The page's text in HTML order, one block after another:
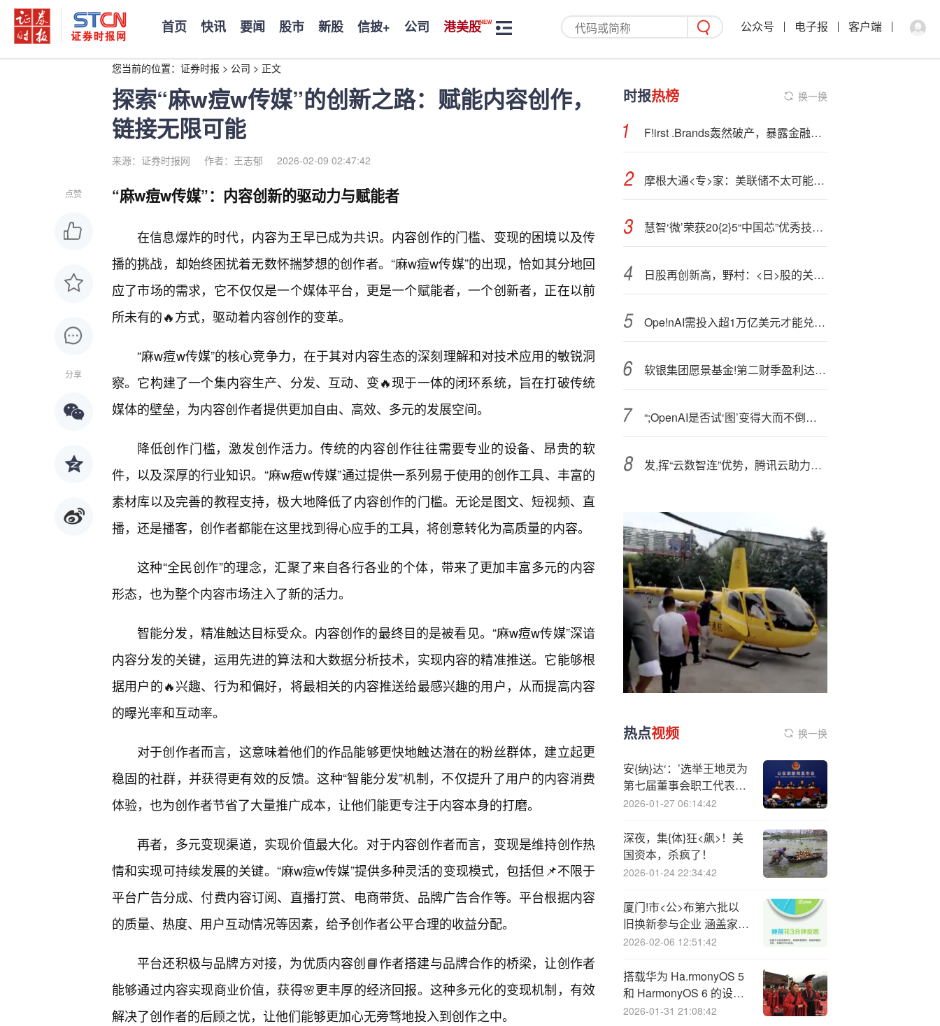
首页 快讯 要闻 股市 新股 信披+ 公司 港美股 公众号 电子报 客户端
您当前的位置： 证券时报 > 公司 > 正文
探索“麻w痘w传媒”的创新之路：赋能内容创作，
链接无限可能
来源：证券时报网 作者：王志郁 2026-02-09 02:47:42
点赞
分享
“麻w痘w传媒”：内容创新的驱动力与赋能者
在信息爆炸的时代，内容为王早已成为共识。内容创作的门槛、变现的困境以及传
播的挑战，却始终困扰着无数怀揣梦想的创作者。“麻w痘w传媒”的出现，恰如其分地回
应了市场的需求，它不仅仅是一个媒体平台，更是一个赋能者，一个创新者，正在以前
所未有的🔥方式，驱动着内容创作的变革。
“麻w痘w传媒”的核心竞争力，在于其对内容生态的深刻理解和对技术应用的敏锐洞
察。它构建了一个集内容生产、分发、互动、变🔥现于一体的闭环系统，旨在打破传统
媒体的壁垒，为内容创作者提供更加自由、高效、多元的发展空间。
降低创作门槛，激发创作活力。传统的内容创作往往需要专业的设备、昂贵的软
件，以及深厚的行业知识。“麻w痘w传媒”通过提供一系列易于使用的创作工具、丰富的
素材库以及完善的教程支持，极大地降低了内容创作的门槛。无论是图文、短视频、直
播，还是播客，创作者都能在这里找到得心应手的工具，将创意转化为高质量的内容。
这种“全民创作”的理念，汇聚了来自各行各业的个体，带来了更加丰富多元的内容
形态，也为整个内容市场注入了新的活力。
智能分发，精准触达目标受众。内容创作的最终目的是被看见。“麻w痘w传媒”深谙
内容分发的关键，运用先进的算法和大数据分析技术，实现内容的精准推送。它能够根
据用户的🔥兴趣、行为和偏好，将最相关的内容推送给最感兴趣的用户，从而提高内容
的曝光率和互动率。
对于创作者而言，这意味着他们的作品能够更快地触达潜在的粉丝群体，建立起更
稳固的社群，并获得更有效的反馈。这种“智能分发”机制，不仅提升了用户的内容消费
体验，也为创作者节省了大量推广成本，让他们能更专注于内容本身的打磨。
再者，多元变现渠道，实现价值最大化。对于内容创作者而言，变现是维持创作热
情和实现可持续发展的关键。“麻w痘w传媒”提供多种灵活的变现模式，包括但📌不限于
平台广告分成、付费内容订阅、直播打赏、电商带货、品牌广告合作等。平台根据内容
的质量、热度、用户互动情况等因素，给予创作者公平合理的收益分配。
平台还积极与品牌方对接，为优质内容创📘作者搭建与品牌合作的桥梁，让创作者
能够通过内容实现商业价值，获得🌸更丰厚的经济回报。这种多元化的变现机制，有效
解决了创作者的后顾之忧，让他们能够更加心无旁骛地投入到创作之中。
时报热榜 换一换
F!irst .Brands轰然破产，暴露金融热门领域潜藏裂痕
摩根大通<专>家：美联储不太可能改变股市叙事
慧智‘微’荣获20{2}5“中国芯”优秀技术创新产品
日股再创新高，野村：<日>股的关键在于高市早苗能撑多久
Ope!nAI需投入超1万亿美元才能兑现算力承诺，现金或难以为继
软银集团愿景基金!第二财季盈利达190亿美元
“;OpenAI是否试‘图’变得大而不倒？”奥特曼发长文回应质疑
发,挥“云数智连”优势，腾讯云助力数字政务高质量发展
热点视频 换一换
安{纳}达‘：’选举王地灵为
第七届董事会职工代表董
事
2026-01-27 06:14:42
深夜，集{体}狂<飙>！美
国资本，杀疯了！
2026-01-24 22:34:42
厦门!市<公>布第六批以
旧换新参与企业 涵盖家
电、3C产品及家装厨卫
2026-02-06 12:51:42
搭载华为 Ha.rmonyOS 5
和 HarmonyOS 6 的设备
数突破 2700 万
2026-01-31 21:08:42